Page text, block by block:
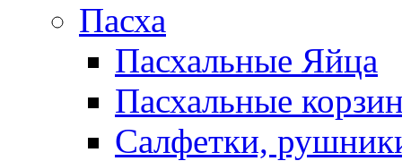
Пасха
Пасхальные Яйца
Пасхальные
Салфетки,